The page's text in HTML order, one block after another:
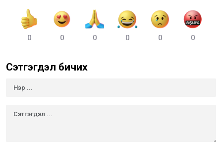
0 0 0 0 0 0
Сэтгэгдэл бичих